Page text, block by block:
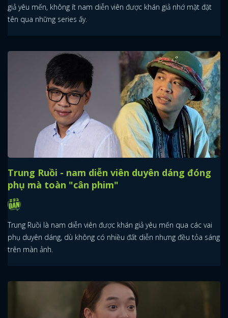
giả yêu mến, không ít nam diễn viên được khán giả nhớ mặt đặt
tên qua những series ấy.
Trung Ruồi - nam diễn viên duyên dáng đóng
phụ mà toàn "cân phim"
Trung Ruồi là nam diễn viên được khán giả yêu mến qua các vai
phụ duyên dáng, dù không có nhiều đất diễn nhưng đều tỏa sáng
trên màn ảnh.